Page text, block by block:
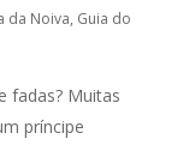
da Noiva, Guia do
fadas? Muitas
príncipe